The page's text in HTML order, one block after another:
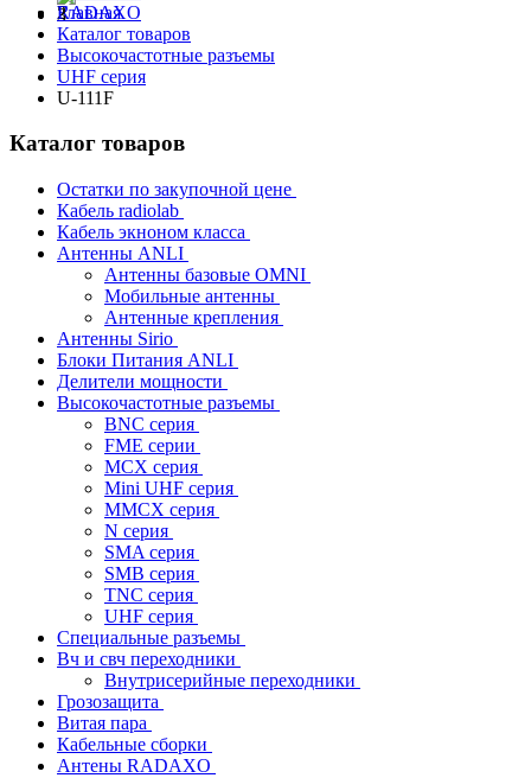
Главная
Каталог товаров
Высокочастотные разъемы
UHF серия
U-111F
Каталог товаров
Остатки по закупочной цене
Кабель radiolab
Кабель экноном класса
Антенны ANLI
Антенны базовые OMNI
Мобильные антенны
Антенные крепления
Антенны Sirio
Блоки Питания ANLI
Делители мощности
Высокочастотные разъемы
BNC серия
FME серии
MCX серия
Mini UHF серия
MMCX серия
N серия
SMA серия
SMB серия
TNC серия
UHF серия
Специальные разъемы
Вч и свч переходники
Внутрисерийные переходники
Грозозащита
Витая пара
Кабельные сборки
Антены RADAXO